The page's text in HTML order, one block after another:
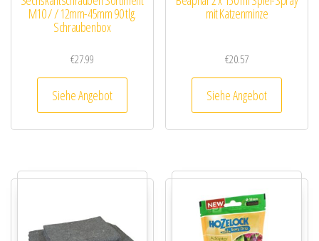
M10 / / 12mm-45mm 90 tlg.
Schraubenbox
€27.99
Siehe Angebot
mit Katzenminze
€20.57
Siehe Angebot